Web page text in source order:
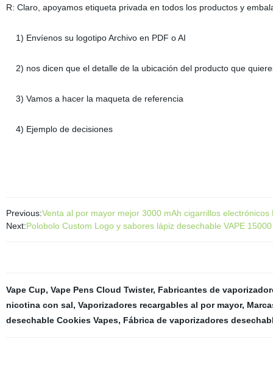
R: Claro, apoyamos etiqueta privada en todos los productos y
1) Envíenos su logotipo Archivo en PDF o AI
2) nos dicen que el detalle de la ubicación del producto que
3) Vamos a hacer la maqueta de referencia
4) Ejemplo de decisiones
Previous:Venta al por mayor mejor 3000 mAh cigarrillos
Next:Polobolo Custom Logo y sabores lápiz desechable VAPE
Vape Cup, Vape Pens Cloud Twister, Fabricantes de
nicotina con sal, Vaporizadores recargables al por mayor,
desechable Cookies Vapes, Fábrica de vaporizadores